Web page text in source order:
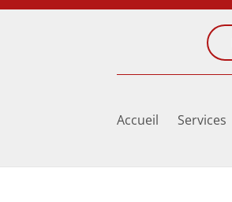
Accueil Services